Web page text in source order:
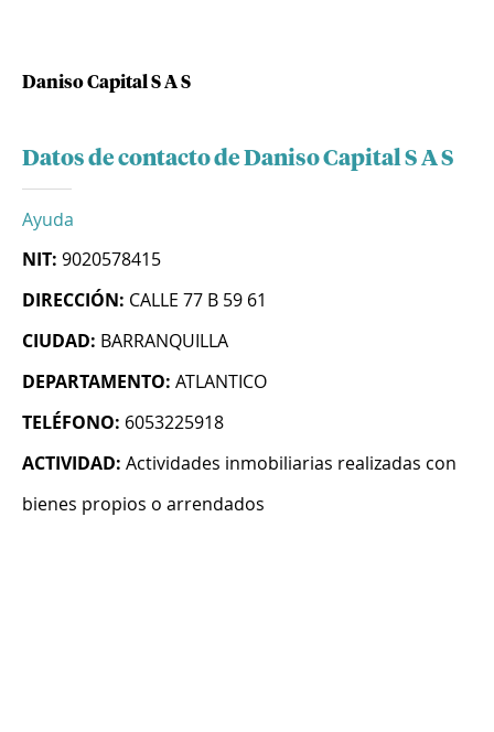
Daniso Capital S A S
Datos de contacto de Daniso Capital S A S
Ayuda
NIT: 9020578415
DIRECCIÓN: CALLE 77 B 59 61
CIUDAD: BARRANQUILLA
DEPARTAMENTO: ATLANTICO
TELÉFONO: 6053225918
ACTIVIDAD: Actividades inmobiliarias realizadas con
bienes propios o arrendados